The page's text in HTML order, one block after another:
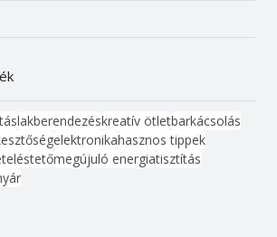
lakberendezéskreatív ötletbarkácsolás
elektronikahasznos tippek
tetőmegújuló energiatisztítás